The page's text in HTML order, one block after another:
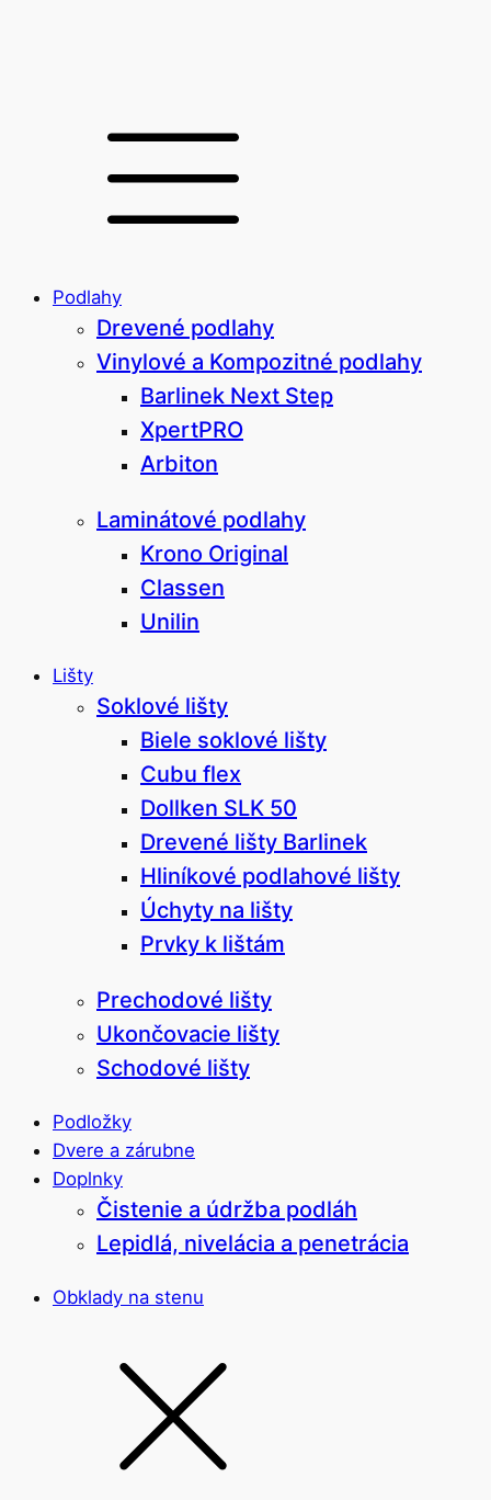
Podlahy
Drevené podlahy
Vinylové a Kompozitné podlahy
Barlinek Next Step
XpertPRO
Arbiton
Laminátové podlahy
Krono Original
Classen
Unilin
Lišty
Soklové lišty
Biele soklové lišty
Cubu flex
Dollken SLK 50
Drevené lišty Barlinek
Hliníkové podlahové lišty
Úchyty na lišty
Prvky k lištám
Prechodové lišty
Ukončovacie lišty
Schodové lišty
Podložky
Dvere a zárubne
Doplnky
Čistenie a údržba podláh
Lepidlá, nivelácia a penetrácia
Obklady na stenu